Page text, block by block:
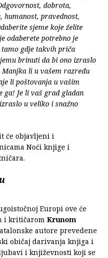
dobrota,
humanost, pravednost,
sjeme koje želite
odaberete potrebno je
gdje takvih priča
brinuti da bi ono izraslo
li u vašem razredu
li poštovanja u vašim
ga! Je li vaš grad gladan
u veliko i snažno
će objavljeni i
Noći knjige i
Europi ove će
i kritičarom Krunom
autore prevedene
običaj darivanja knjiga i
i književnosti koji se